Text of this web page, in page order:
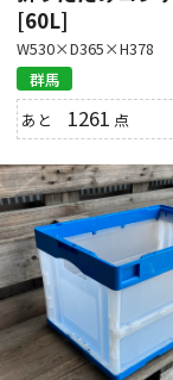
[60L]
W530×D365×H378
群馬
あと 1261 点